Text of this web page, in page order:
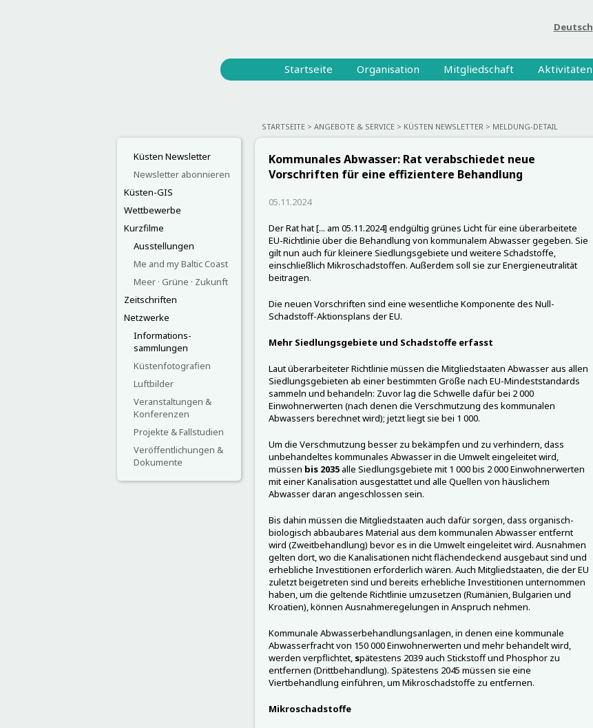
Deutsch
Startseite Organisation Mitgliedschaft Aktivitäten
STARTSEITE ANGEBOTE & SERVICE KÜSTEN NEWSLETTER MELDUNG-DETAIL
Küsten Newsletter
Newsletter abonnieren
Küsten-GIS
Wettbewerbe
Kurzfilme
Ausstellungen
Me and my Baltic Coast
Meer · Grüne · Zukunft
Zeitschriften
Netzwerke
Informations-
sammlungen
Küstenfotografien
Luftbilder
Veranstaltungen &
Konferenzen
Projekte & Fallstudien
Veröffentlichungen &
Dokumente
Kommunales Abwasser: Rat verabschiedet neue
Vorschriften für eine effizientere Behandlung
05.11.2024
Der Rat hat [... am 05.11.2024] endgültig grünes Licht für eine überarbeitete
EU-Richtlinie über die Behandlung von kommunalem Abwasser gegeben. Sie
gilt nun auch für kleinere Siedlungsgebiete und weitere Schadstoffe,
einschließlich Mikroschadstoffen. Außerdem soll sie zur Energieneutralität
beitragen.
Die neuen Vorschriften sind eine wesentliche Komponente des Null-
Schadstoff-Aktionsplans der EU.
Mehr Siedlungsgebiete und Schadstoffe erfasst
Laut überarbeiteter Richtlinie müssen die Mitgliedstaaten Abwasser aus allen
Siedlungsgebieten ab einer bestimmten Größe nach EU-Mindeststandards
sammeln und behandeln: Zuvor lag die Schwelle dafür bei 2 000
Einwohnerwerten (nach denen die Verschmutzung des kommunalen
Abwassers berechnet wird); jetzt liegt sie bei 1 000.
Um die Verschmutzung besser zu bekämpfen und zu verhindern, dass
unbehandeltes kommunales Abwasser in die Umwelt eingeleitet wird,
müssen bis 2035alle Siedlungsgebiete mit 1 000 bis 2 000 Einwohnerwerten
mit einer Kanalisation ausgestattet und alle Quellen von häuslichem
Abwasser daran angeschlossen sein.
Bis dahin müssen die Mitgliedstaaten auch dafür sorgen, dass organisch-
biologisch abbaubares Material aus dem kommunalen Abwasser entfernt
wird (Zweitbehandlung) bevor es in die Umwelt eingeleitet wird. Ausnahmen
gelten dort, wo die Kanalisationen nicht flächendeckend ausgebaut sind und
erhebliche Investitionen erforderlich wären. Auch Mitgliedstaaten, die der EU
zuletzt beigetreten sind und bereits erhebliche Investitionen unternommen
haben, um die geltende Richtlinie umzusetzen (Rumänien, Bulgarien und
Kroatien), können Ausnahmeregelungen in Anspruch nehmen.
Kommunale Abwasserbehandlungsanlagen, in denen eine kommunale
Abwasserfracht von 150 000 Einwohnerwerten und mehr behandelt wird,
werden verpflichtet, spätestens 2039 auch Stickstoff und Phosphor zu
entfernen (Drittbehandlung). Spätestens 2045 müssen sie eine
Viertbehandlung einführen, um Mikroschadstoffe zu entfernen.
Mikroschadstoffe